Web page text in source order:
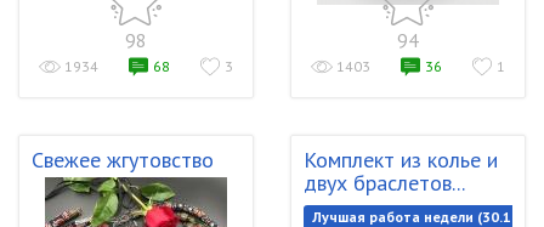
98
1934 68 3
94
1403 36 1
Свежее жгутовство
Комплект из колье и
двух браслетов...
Лучшая работа недели